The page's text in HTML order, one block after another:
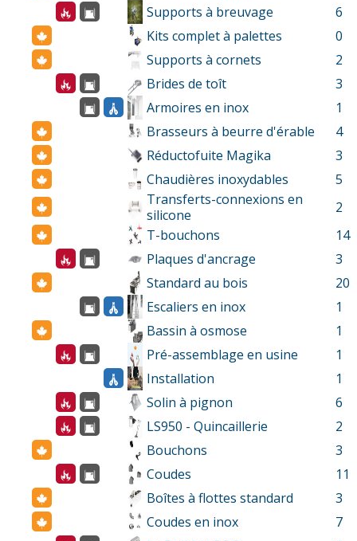
Supports à breuvage
6
Kits complet à palettes
0
Supports à cornets
2
Brides de toît
3
Armoires en inox
1
Brasseurs à beurre d'érable
4
Réductofuite Magika
3
Chaudières inoxydables
5
Transferts-connexions en
silicone
2
T-bouchons
14
Plaques d'ancrage
3
Standard au bois
20
Escaliers en inox
1
Bassin à osmose
1
Pré-assemblage en usine
1
Installation
1
Solin à pignon
6
LS950 - Quincaillerie
2
Bouchons
3
Coudes
11
Boîtes à flottes standard
3
Coudes en inox
7